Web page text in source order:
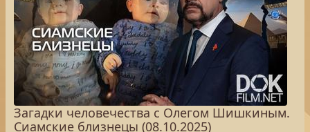
Загадки человечества с Олегом Шишкиным.
Сиамские близнецы (08.10.2025)